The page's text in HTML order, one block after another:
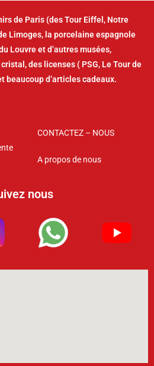
de Paris (des Tour Eiffel, Notre
Limoges, la porcelaine espagnole
Louvre et d’autres musées,
des licenses ( PSG, Le Tour de
beaucoup d’articles cadeaux.
CONTACTEZ – NOUS
A propos de nous
nous